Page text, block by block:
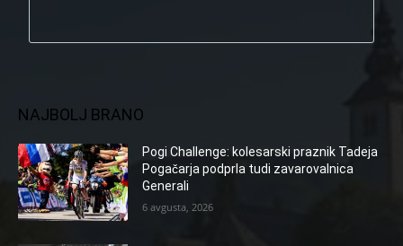
NAJBOLJ BRANO
Pogi Challenge: kolesarski praznik Tadeja
Pogačarja podprla tudi zavarovalnica
Generali
6 avgusta, 2026